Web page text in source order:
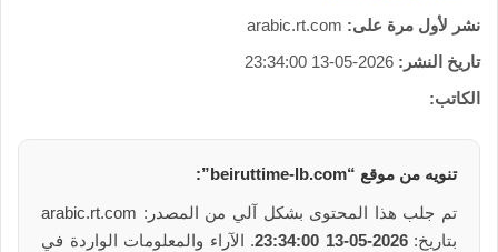
نشر لأول مرة على: arabic.rt.com
تاريخ النشر: 2026-05-13 23:34:00
الكاتب:
تنويه من موقع “beiruttime-lb.com”:
تم جلب هذا المحتوى بشكل آلي من المصدر: arabic.rt.com
بتاريخ:2026-05-13 23:34:00
. الآراء والمعلومات الواردة في